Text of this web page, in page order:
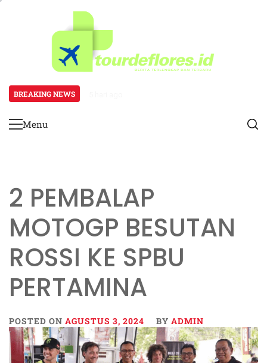
BREAKING NEWS
Primary
Menu
2 PEMBALAP
MOTOGP BESUTAN
ROSSI KE SPBU
PERTAMINA
POSTED ON AGUSTUS 3, 2024 BY ADMIN